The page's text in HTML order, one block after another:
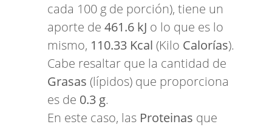
cada 100 g de porción), tiene un
aporte de 461.6 kJ o lo que es lo
mismo, 110.33 Kcal (Kilo Calorías).
Cabe resaltar que la cantidad de
Grasas (lípidos) que proporciona
es de 0.3 g.
En este caso, las Proteinas que